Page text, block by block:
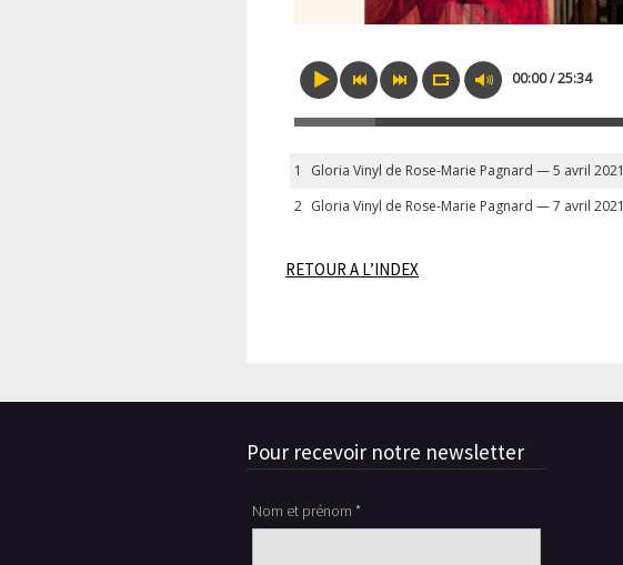
00:00 / 25:34
1
Gloria Vinyl de Rose-Marie Pagnard — 5 avril 2021
2 Gloria Vinyl de Rose-Marie Pagnard — 7 avril 2021
RETOUR A L’INDEX
Pour recevoir notre newsletter
Nom et prénom *